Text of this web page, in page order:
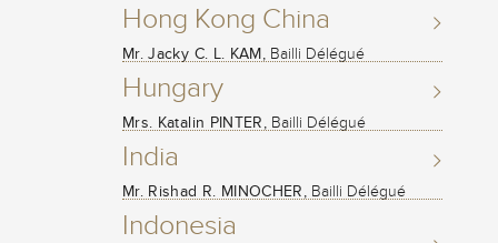
Hong Kong China
Mr. Jacky C. L. KAM, Bailli Délégué
Hungary
Mrs. Katalin PINTER, Bailli Délégué
India
Mr. Rishad R. MINOCHER, Bailli Délégué
Indonesia